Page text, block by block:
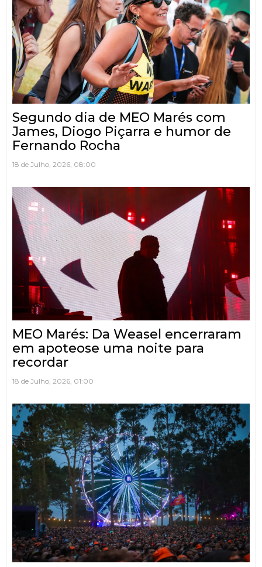
Segundo dia de MEO Marés com
James, Diogo Piçarra e humor de
Fernando Rocha
18 de Julho, 2026, 08:00
MEO Marés: Da Weasel encerraram
em apoteose uma noite para
recordar
18 de Julho, 2026, 01:00